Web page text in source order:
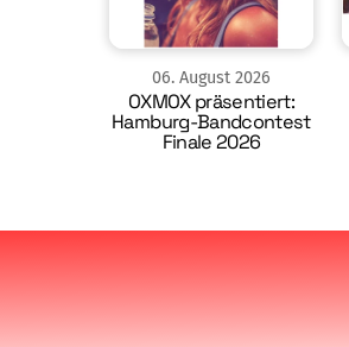
06. August 2026
OXMOX präsentiert:
Hamburg-Bandcontest
Finale 2026